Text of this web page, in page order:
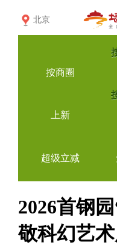
北京
按商圈
上新
超级立减
2026首钢
敬科幻艺术